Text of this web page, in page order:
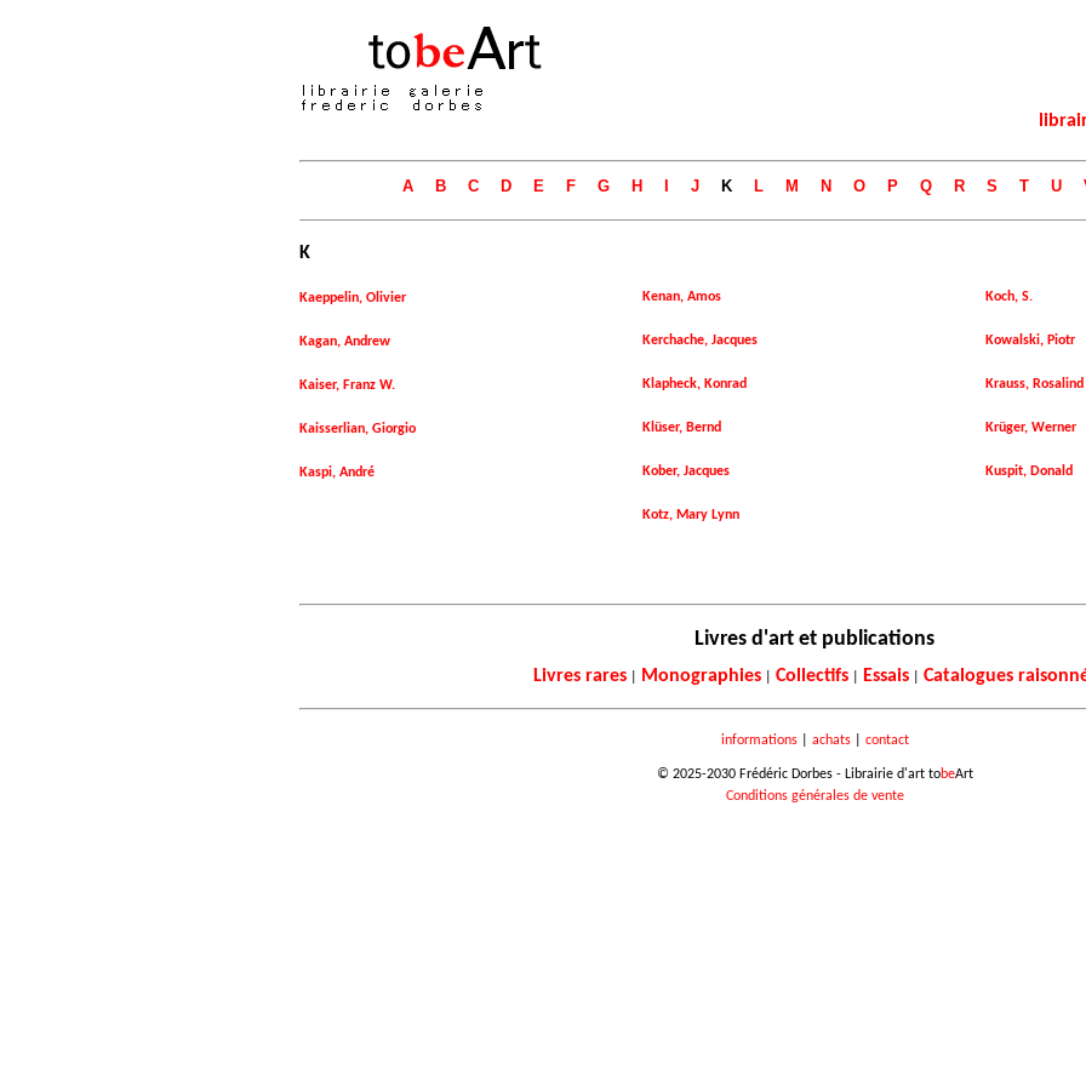
A B C D E F G H J K L M N O P Q R S T U
K
Kaeppelin, Olivier
Kagan, Andrew
Kaiser, Franz W.
Kaisserlian, Giorgio
Kaspi, André
Kenan, Amos
Kerchache, Jacques
Klapheck, Konrad
Klüser, Bernd
Kober, Jacques
Kotz, Mary Lynn
Koch, S.
Kowalski, Piotr
Krauss, Rosalind
Krüger, Werner
Kuspit, Donald
Livres d'art et publications
Livres rares| Monographies| Collectifs| Essais| Catalogues
informations| achats| contact
© 2025-2030 Frédéric Dorbes - Librairie d'art tobeArt
Conditions générales de vente